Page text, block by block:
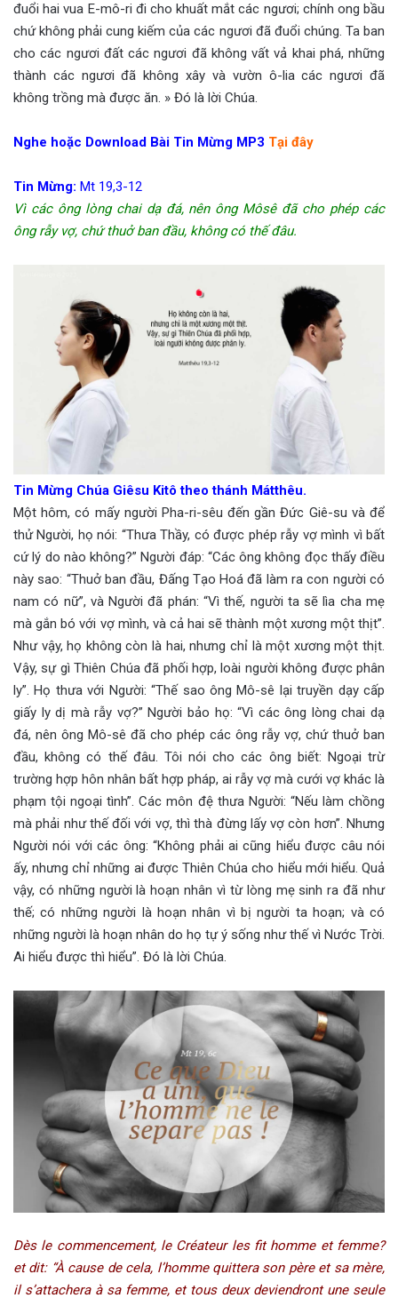
đuổi hai vua E-mô-ri đi cho khuất mắt các ngươi; chính ong bầu
chứ không phải cung kiếm của các ngươi đã đuổi chúng. Ta ban
cho các ngươi đất các ngươi đã không vất vả khai phá, những
thành các ngươi đã không xây và vườn ô-lia các ngươi đã
không trồng mà được ăn. » Đó là lời Chúa.
Nghe hoặc Download Bài Tin Mừng MP3 Tại đây
Tin Mừng: Mt 19,3-12
Vì các ông lòng chai dạ đá, nên ông Môsê đã cho phép các
ông rẫy vợ, chứ thuở ban đầu, không có thế đâu.
Tin Mừng Chúa Giêsu Kitô theo thánh Mátthêu.
Một hôm, có mấy người Pha-ri-sêu đến gần Đức Giê-su và để
thử Người, họ nói: “Thưa Thầy, có được phép rẫy vợ mình vì bất
cứ lý do nào không?” Người đáp: “Các ông không đọc thấy điều
này sao: “Thuở ban đầu, Đấng Tạo Hoá đã làm ra con người có
nam có nữ”, và Người đã phán: “Vì thế, người ta sẽ lìa cha mẹ
mà gắn bó với vợ mình, và cả hai sẽ thành một xương một thịt”.
Như vậy, họ không còn là hai, nhưng chỉ là một xương một thịt.
Vậy, sự gì Thiên Chúa đã phối hợp, loài người không được phân
ly”. Họ thưa với Người: “Thế sao ông Mô-sê lại truyền dạy cấp
giấy ly dị mà rẫy vợ?” Người bảo họ: “Vì các ông lòng chai dạ
đá, nên ông Mô-sê đã cho phép các ông rẫy vợ, chứ thuở ban
đầu, không có thế đâu. Tôi nói cho các ông biết: Ngoại trừ
trường hợp hôn nhân bất hợp pháp, ai rẫy vợ mà cưới vợ khác là
phạm tội ngoại tình”. Các môn đệ thưa Người: “Nếu làm chồng
mà phải như thế đối với vợ, thì thà đừng lấy vợ còn hơn”. Nhưng
Người nói với các ông: “Không phải ai cũng hiểu được câu nói
ấy, nhưng chỉ những ai được Thiên Chúa cho hiểu mới hiểu. Quả
vậy, có những người là hoạn nhân vì từ lòng mẹ sinh ra đã như
thế; có những người là hoạn nhân vì bị người ta hoạn; và có
những người là hoạn nhân do họ tự ý sống như thế vì Nước Trời.
Ai hiểu được thì hiểu”. Đó là lời Chúa.
Dès le commencement, le Créateur les fit homme et femme?
et dit: “À cause de cela, l’homme quittera son père et sa mère,
il s’attachera à sa femme, et tous deux deviendront une seule